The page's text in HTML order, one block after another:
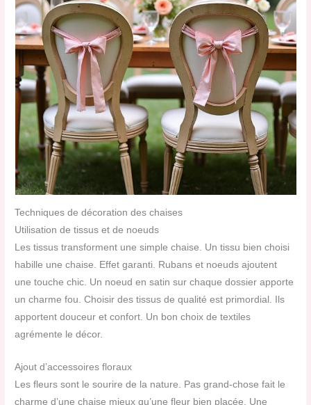
Techniques de décoration des chaises
Utilisation de tissus et de noeuds
Les tissus transforment une simple chaise. Un tissu bien choisi
habille une chaise. Effet garanti. Rubans et noeuds ajoutent
une touche chic. Un noeud en satin sur chaque dossier apporte
un charme fou. Choisir des tissus de qualité est primordial. Ils
apportent douceur et confort. Un bon choix de textiles
agrémente le décor.
Ajout d’accessoires floraux
Les fleurs sont le sourire de la nature. Pas grand-chose fait le
charme d’une chaise mieux qu’une fleur bien placée. Une